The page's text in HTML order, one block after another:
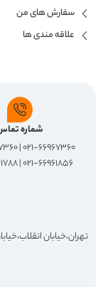
سفارش های من
علاقه مندی ها
شماره
۰۲۱-۶۶۹۶۷۳۶۰ | ۰۲۱-۶۶۴۹۷۳۶۰
۰۲۱-۶۶۹۶۱۸۵۶ | ۰۲۱-۶۶۴۶۱۷۸۸
تهران،خیابان انقلاب،خیابان برادران